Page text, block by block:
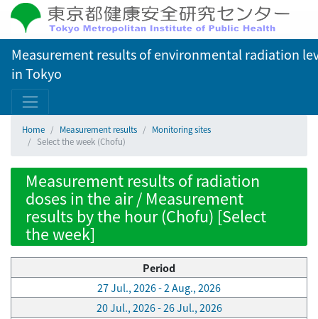
Measurement results of environmental radiation
in Tokyo
Home Measurement results
Monitoring sites
Select the week (Chofu)
Measurement results of radiation
doses in the air / Measurement
results by the hour (Chofu) [Select
the week]
Period
27 Jul., 2026 - 2 Aug., 2026
20 Jul., 2026 - 26 Jul., 2026